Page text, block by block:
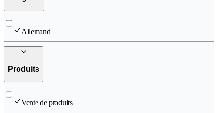
Allemand
Produits
Vente de produits